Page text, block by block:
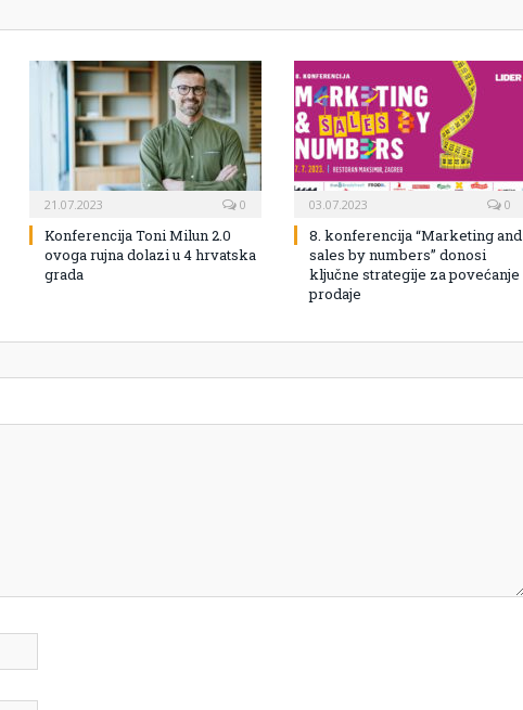
21.07.2023 0
Konferencija Toni Milun 2.0
ovoga rujna dolazi u 4 hrvatska
grada
03.07.2023 0
8. konferencija “Marketing and
sales by numbers” donosi
ključne strategije za povećanje
prodaje